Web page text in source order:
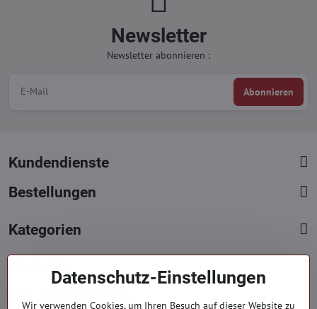
Newsletter
Newsletter abonnieren :
Abonnieren
Kundendienste
Bestellungen
Kategorien
Kontakte
Datenschutz-Einstellungen
Wir verwenden Cookies, um Ihren Besuch auf dieser Website zu